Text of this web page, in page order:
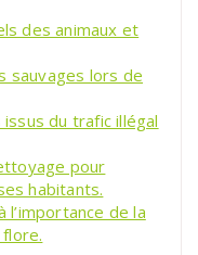
des animaux et
sauvages lors de
du trafic illégal
pour
habitants.
de la